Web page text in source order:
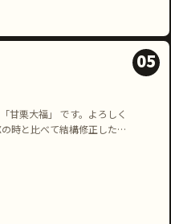
05
甘栗大福」 です。よろしく
時と比べて結構修正したの